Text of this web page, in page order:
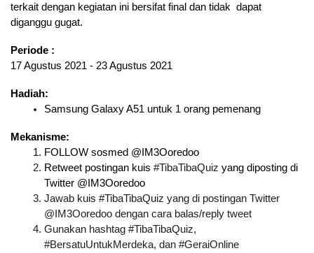
terkait dengan kegiatan ini bersifat final dan tidak  dapat
diganggu gugat.
Periode :
17 Agustus 2021 - 23 Agustus 2021
Hadiah:
Samsung Galaxy A51 untuk 1 orang pemenang
Mekanisme:
FOLLOW sosmed @IM3Ooredoo
Retweet postingan kuis #TibaTibaQuiz yang diposting di
Twitter @IM3Ooredoo
Jawab kuis #TibaTibaQuiz yang di postingan Twitter
@IM3Ooredoo dengan cara balas/reply tweet
Gunakan hashtag #TibaTibaQuiz,
#BersatuUntukMerdeka, dan #GeraiOnline